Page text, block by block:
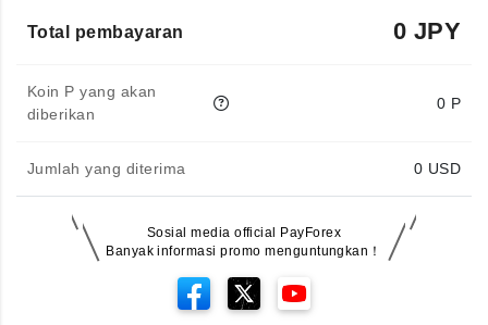
Total pembayaran 0 JPY
Koin P yang akan
diberikan
0 P
Jumlah yang diterima 0 USD
Sosial media official PayForex
Banyak informasi promo menguntungkan！